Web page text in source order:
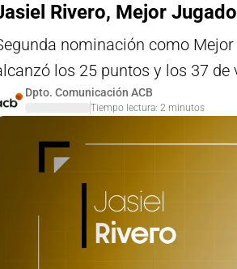
Rivero, Mejor
nominación como
los 25 puntos y los 37
Dpto. Comunicación ACB
Tiempo lectura: 2 minutos